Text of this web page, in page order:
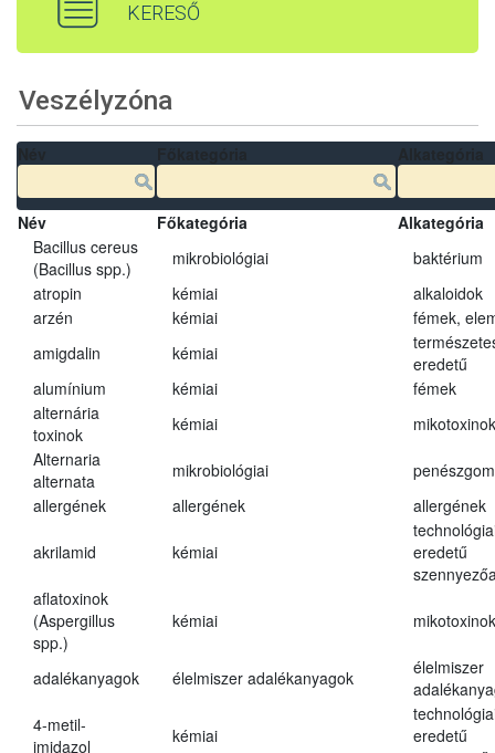
KERESŐ
Veszélyzóna
Név Főkategória
Alkategória
Bacillus cereus
(Bacillus spp.)
mikrobiológiai
baktérium
atropin
kémiai
alkaloidok
arzén
kémiai
fémek,
amigdalin
kémiai
eredetű
alumínium
kémiai
fémek
alternária
toxinok
kémiai
mikotoxinok
Alternaria
alternata
mikrobiológiai
allergének
allergének allergének
akrilamid kémiai
eredetű
aflatoxinok
(Aspergillus
spp.)
kémiai mikotoxinok
adalékanyagok élelmiszer adalékanyagok
élelmiszer
4-metil-
imidazol
kémiai
eredetű